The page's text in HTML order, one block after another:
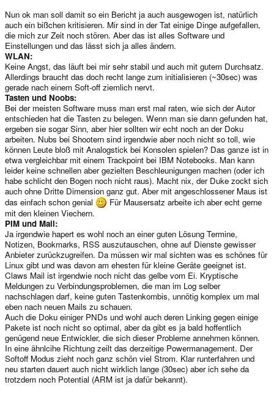
Nun ok man soll damit so ein Bericht ja auch ausgewogen ist, natürlich
auch ein bißchen kritisieren. Mir sind in der Tat einige Dinge aufgefallen,
die mich zur Zeit noch stören. Aber das ist alles Software und
Einstellungen und das lässt sich ja alles ändern.
WLAN:
Keine Angst, das läuft bei mir sehr stabil und auch mit gutem Durchsatz.
Allerdings braucht das doch recht lange zum initialisieren (~30sec) was
gerade nach einem Soft-off ziemlich nervt.
Tasten und Noobs:
Bei der meisten Software muss man erst mal raten, wie sich der Autor
entschieden hat die Tasten zu belegen. Wenn man sie dann gefunden hat,
ergeben sie sogar Sinn, aber hier sollten wir echt noch an der Doku
arbeiten. Nubs bei Shootern sind irgendwie aber noch nicht so toll, wie
können Leute bloß mit Analogstick bei Konsolen spielen? Das ganze ist in
etwa vergleichbar mit einem Trackpoint bei IBM Notebooks. Man kann
leider keine schnellen aber gezielten Beschleunigungen machen (oder ich
habe schlicht den Bogen noch nicht raus). Macht nix, der Duke zockt sich
auch ohne Dritte Dimension ganz gut. Aber mit angeschlossener Maus ist
das einfach schon genial
Für Mausersatz arbeite ich aber echt gerne
mit den kleinen Viechern.
PIM und Mail:
Ja irgendwie hapert es wohl noch an einer guten Lösung Termine,
Notizen, Bookmarks, RSS auszutauschen, ohne auf Dienste gewisser
Anbieter zurückzugreifen. Da müssen wir mal sichten was es schönes für
Linux gibt und was davon am ehesten für kleine Geräte geeignet ist.
Claws Mail ist irgendwie noch nicht das gelbe vom Ei. Kryptische
Meldungen zu Verbindungsproblemen, die man im Log selber
nachschlagen darf, keine guten Tastenkombis, unnötig komplex um mal
eben nach neuen Mails zu schauen.
Auch die Doku einiger PNDs und wohl auch deren Linking gegen einige
Pakete ist noch nicht so optimal, aber da gibt es ja bald hoffentlich
genügend neue Entwickler, die sich dieser Probleme annehmen können.
In eine ähnlcihe Richtung zeilt das derzeitige Powermanagement. Der
Softoff Modus zieht noch ganz schön viel Strom. Klar runterfahren und
neu starten dauert auch nicht wirklich lange (30sec) aber ich sehe da
trotzdem noch Potential (ARM ist ja dafür bekannt).